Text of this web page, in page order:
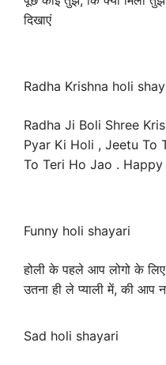
दिखाएं
Radha Krishna holi
Radha Ji Boli Shree
Pyar Ki Holi , Jeetu To
To Teri Ho Jao . Happy
Funny holi shayari
होली के पहले आप लोगो के लिए
उतना ही ले प्याली में, की आप
Sad holi shayari